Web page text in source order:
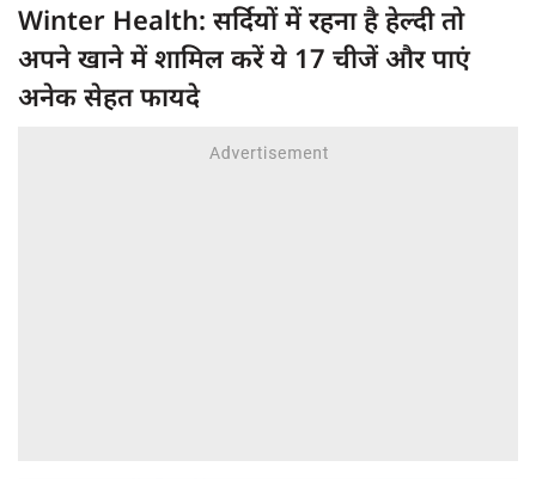
Winter Health: सर्दियों में रहना है हेल्दी तो
अपने खाने में शामिल करें ये 17 चीजें और पाएं
अनेक सेहत फायदे